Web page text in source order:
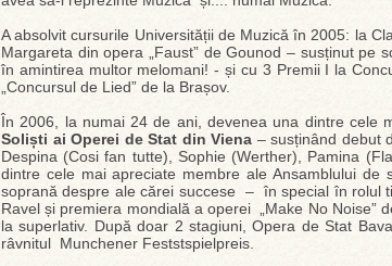
A absolvit cursurile Universității de Muzică în 2005: la
Margareta din opera „Faust” de Gounod – susținut
în amintirea multor melomani! - și cu 3 Premii I la
„Concursul de Lied” de la Brașov.
În 2006, la numai 24 de ani, devenea una dintre cele
Soliști ai Operei de Stat din Viena – susținând debut
Despina (Cosi fan tutte), Sophie (Werther), Pamina
dintre cele mai apreciate membre ale Ansamblului de
soprană despre ale cărei succese – în special în rolul
Ravel și premiera mondială a operei „Make No
la superlativ. După doar 2 stagiuni, Opera de Stat
râvnitul Munchener Feststspielpreis.